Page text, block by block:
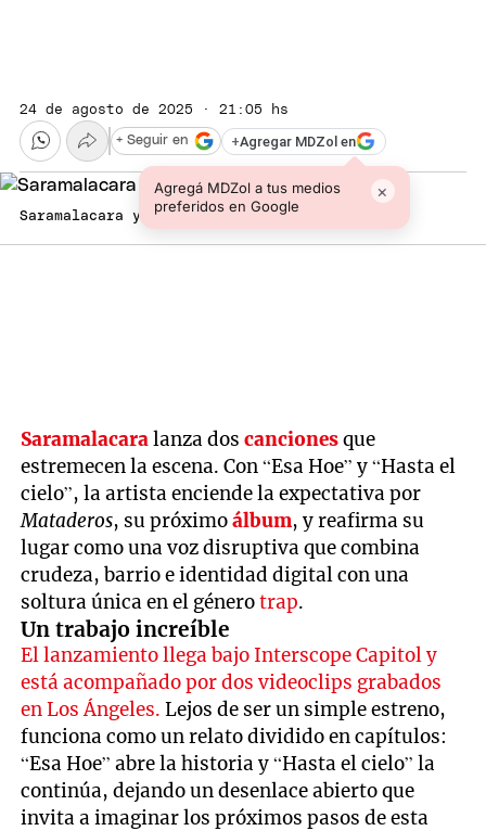
24 de agosto de 2025 · 21:05 hs
+Agregar MDZol en
Agregá MDZol a tus medios
preferidos en Google
×
+ Seguir en
Saramalacara y su nuevo adelanto.
Saramalacaralanza doscancionesque
estremecen la escena. Con “Esa Hoe” y “Hasta el
cielo”, la artista enciende la expectativa por
Mataderos, su próximoálbum, y reafirma su
lugar como una voz disruptiva que combina
crudeza, barrio e identidad digital con una
soltura única en el génerotrap.
Un trabajo increíble
El lanzamiento llega bajo Interscope Capitol y
está acompañado por dos videoclips grabados
en Los Ángeles. Lejos de ser un simple estreno,
funciona como un relato dividido en capítulos:
“Esa Hoe” abre la historia y “Hasta el cielo” la
continúa, dejando un desenlace abierto que
invita a imaginar los próximos pasos de esta